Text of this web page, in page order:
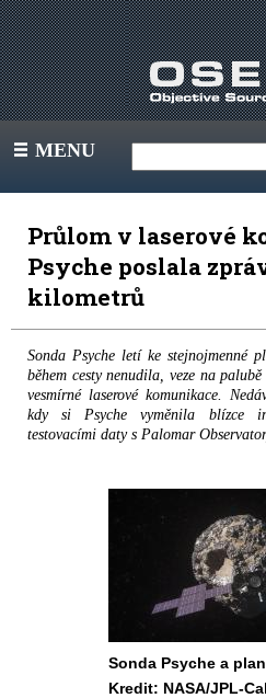
III MENU
Průlom v laserové
Psyche poslala
kilometrů
Sonda Psyche letí ke stejnojmenné
během cesty nenudila, veze na
vesmírné laserové komunikace.
kdy si Psyche vyměnila blízce
testovacími daty s Palomar
Sonda Psyche a
Kredit: NASA/JPL-